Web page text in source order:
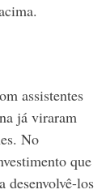
assistentes
já viraram
No
que
desenvolvê-los